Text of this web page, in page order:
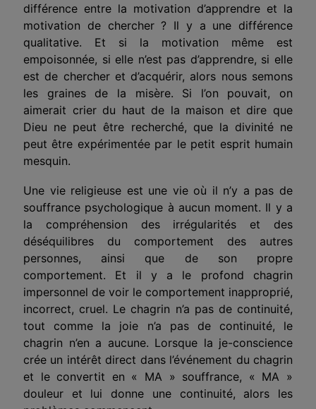
différence entre la motivation d’apprendre et la
motivation de chercher ? Il y a une différence
qualitative. Et si la motivation même est
empoisonnée, si elle n’est pas d’apprendre, si elle
est de chercher et d’acquérir, alors nous semons
les graines de la misère. Si l’on pouvait, on
aimerait crier du haut de la maison et dire que
Dieu ne peut être recherché, que la divinité ne
peut être expérimentée par le petit esprit humain
mesquin.
Une vie religieuse est une vie où il n’y a pas de
souffrance psychologique à aucun moment. Il y a
la compréhension des irrégularités et des
déséquilibres du comportement des autres
personnes, ainsi que de son propre
comportement. Et il y a le profond chagrin
impersonnel de voir le comportement inapproprié,
incorrect, cruel. Le chagrin n’a pas de continuité,
tout comme la joie n’a pas de continuité, le
chagrin n’en a aucune. Lorsque la je-conscience
crée un intérêt direct dans l’événement du chagrin
et le convertit en « MA » souffrance, « MA »
douleur et lui donne une continuité, alors les